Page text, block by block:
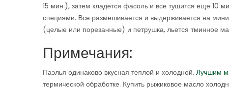
15 мин.), затем кладется фасоль и все тушится еще 10
специями. Все размешивается и выдерживается на
(целые или порезанные) и петрушка, льется тминное
Примечания:
Паэлья одинаково вкусная теплой и холодной. Лучшим
термической обработке. Купить рыжиковое масло